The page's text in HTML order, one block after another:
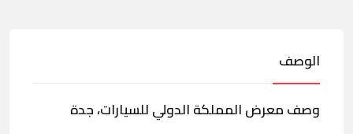
الوصف
وصف معرض المملكة الدولي للسيارات، جدة